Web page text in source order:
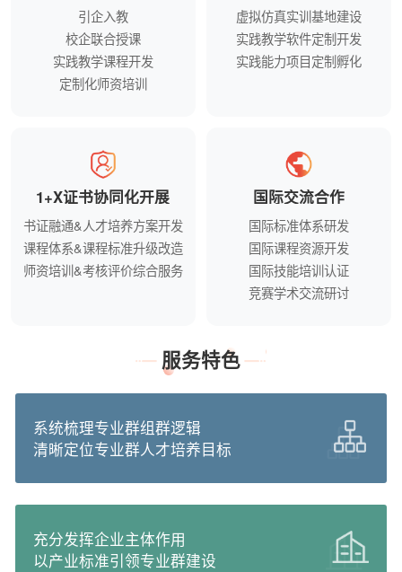
引企入教
校企联合授课
实践教学课程开发
定制化师资培训
虚拟仿真实训基地建设
实践教学软件定制开发
实践能力项目定制孵化
1+X证书协同化开展
书证融通&人才培养方案开发
课程体系&课程标准升级改造
师资培训&考核评价综合服务
国际交流合作
国际标准体系研发
国际课程资源开发
国际技能培训认证
竞赛学术交流研讨
服务特色
系统梳理专业群组群逻辑
清晰定位专业群人才培养目标
充分发挥企业主体作用
以产业标准引领专业群建设